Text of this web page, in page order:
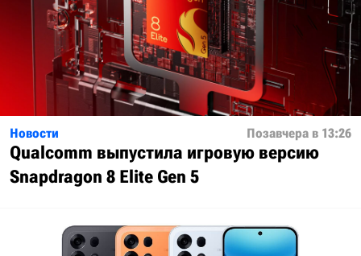
Новости Позавчера в 13:26
Qualcomm выпустила игровую версию
Snapdragon 8 Elite Gen 5